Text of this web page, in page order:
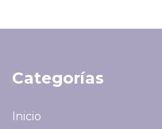
Categorías
Inicio